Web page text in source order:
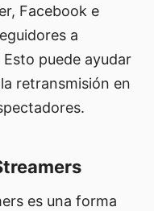
Facebook e
a
puede ayudar
retransmisión en
es una forma